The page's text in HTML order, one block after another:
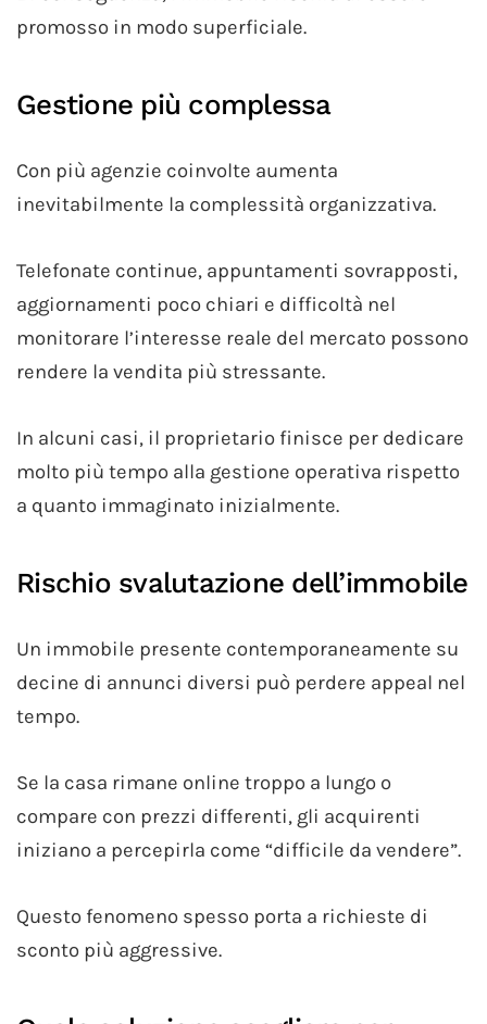
promosso in modo superficiale.
Gestione più complessa
Con più agenzie coinvolte aumenta
inevitabilmente la complessità organizzativa.
Telefonate continue, appuntamenti sovrapposti,
aggiornamenti poco chiari e difficoltà nel
monitorare l’interesse reale del mercato possono
rendere la vendita più stressante.
In alcuni casi, il proprietario finisce per dedicare
molto più tempo alla gestione operativa rispetto
a quanto immaginato inizialmente.
Rischio svalutazione dell’immobile
Un immobile presente contemporaneamente su
decine di annunci diversi può perdere appeal nel
tempo.
Se la casa rimane online troppo a lungo o
compare con prezzi differenti, gli acquirenti
iniziano a percepirla come “difficile da vendere”.
Questo fenomeno spesso porta a richieste di
sconto più aggressive.